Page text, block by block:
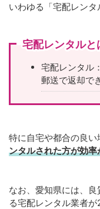
いわゆる「宅配レンタ
宅配レンタルと
宅配レンタル
郵送で返却で
特に自宅や都合の良い
ンタルされた方が効率
なお、愛知県には、
る宅配レンタル業者が